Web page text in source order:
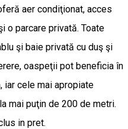
aer condiţionat, acces
o parcare privată. Toate
şi baie privată cu duş şi
oaspeţii pot beneficia în
iar cele mai apropiate
mai puţin de 200 de metri.
in pret.